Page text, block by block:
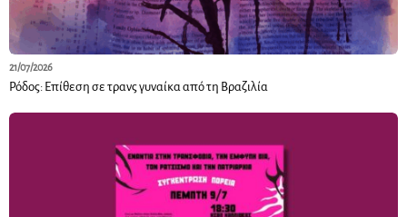
21/07/2026
Ρόδος: Επίθεση σε τρανς γυναίκα από τη Βραζιλία